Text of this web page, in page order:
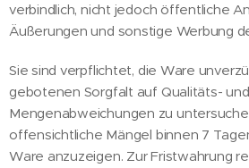
verbindlich, nicht jedoch öffentliche
Äußerungen und sonstige Werbung
Sie sind verpflichtet, die Ware
gebotenen Sorgfalt auf Qualitäts- und
Mengenabweichungen zu
offensichtliche Mängel binnen 7
Ware anzuzeigen. Zur Fristwahrung